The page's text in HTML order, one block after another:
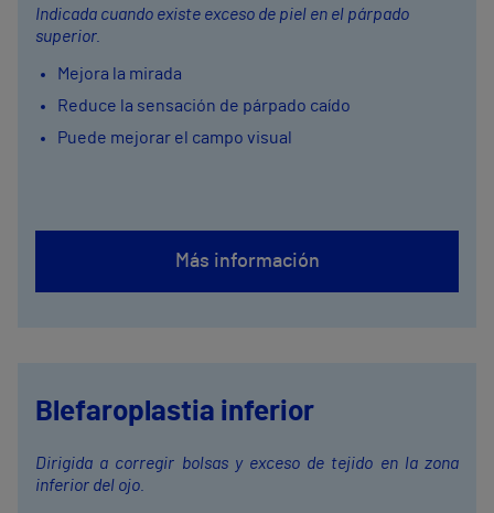
Indicada cuando existe exceso de piel en el párpado
superior.
Mejora la mirada
Reduce la sensación de párpado caído
Puede mejorar el campo visual
Más información
Blefaroplastia inferior
Dirigida a corregir bolsas y exceso de tejido en la zona
inferior del ojo.